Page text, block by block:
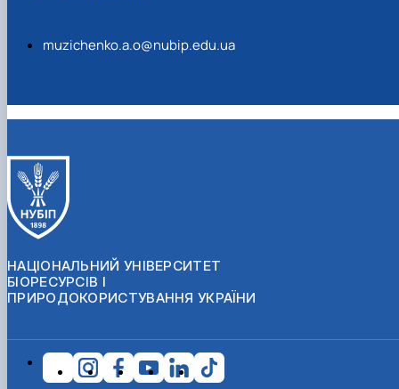
muzichenko.a.o@nubip.edu.ua
НАЦІОНАЛЬНИЙ УНІВЕРСИТЕТ
БІОРЕСУРСІВ І
ПРИРОДОКОРИСТУВАННЯ УКРАЇНИ